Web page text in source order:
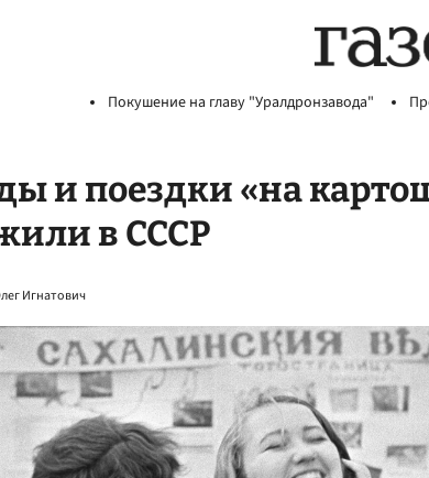
Покушение на главу "Уралдронзавода"
и поездки «на
в СССР
Игнатович